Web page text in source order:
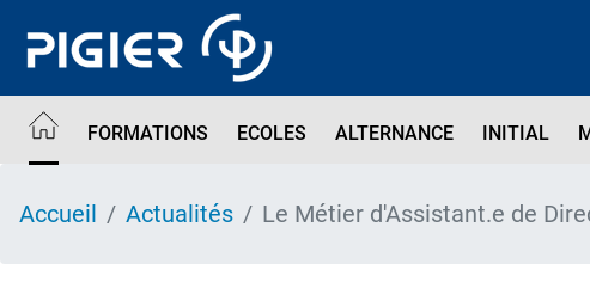
contenu
FORMATIONS ECOLES ALTERNANCE INITIAL
Accueil Actualités Le Métier d'Assistant.e de